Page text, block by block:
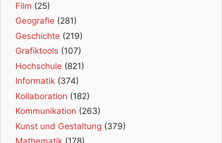
Film (25)
Geografie (281)
Geschichte (219)
Grafiktools (107)
Hochschule (821)
Informatik (374)
Kollaboration (182)
Kommunikation (263)
Kunst und Gestaltung (379)